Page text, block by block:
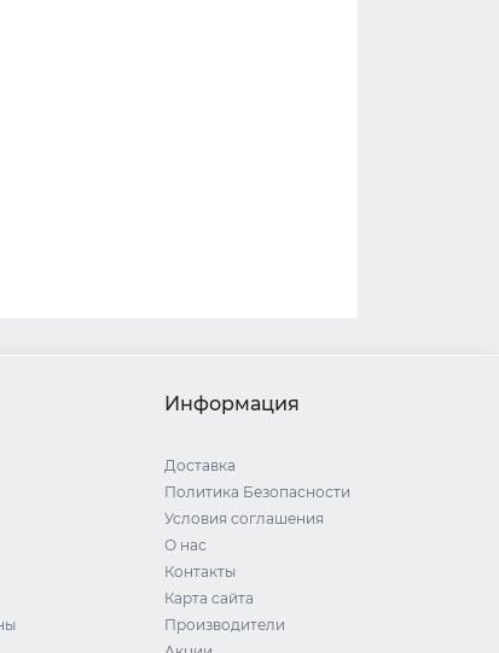
Информация
Доставка
Политика Безопасности
Условия соглашения
О нас
Контакты
Карта сайта
Производители